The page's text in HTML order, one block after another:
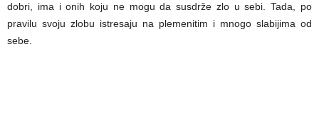
dobri, ima i onih koju ne mogu da susdrže zlo u sebi. Tada, po
pravilu svoju zlobu istresaju na plemenitim i mnogo slabijima od
sebe.